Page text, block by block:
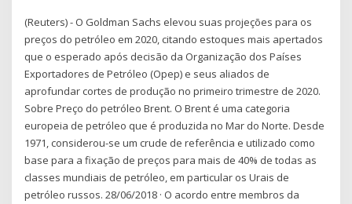
(Reuters) - O Goldman Sachs elevou suas projeções para os
preços do petróleo em 2020, citando estoques mais apertados
que o esperado após decisão da Organização dos Países
Exportadores de Petróleo (Opep) e seus aliados de
aprofundar cortes de produção no primeiro trimestre de 2020.
Sobre Preço do petróleo Brent. O Brent é uma categoria
europeia de petróleo que é produzida no Mar do Norte. Desde
1971, considerou-se um crude de referência e utilizado como
base para a fixação de preços para mais de 40% de todas as
classes mundiais de petróleo, em particular os Urais de
petróleo russos. 28/06/2018 · O acordo entre membros da